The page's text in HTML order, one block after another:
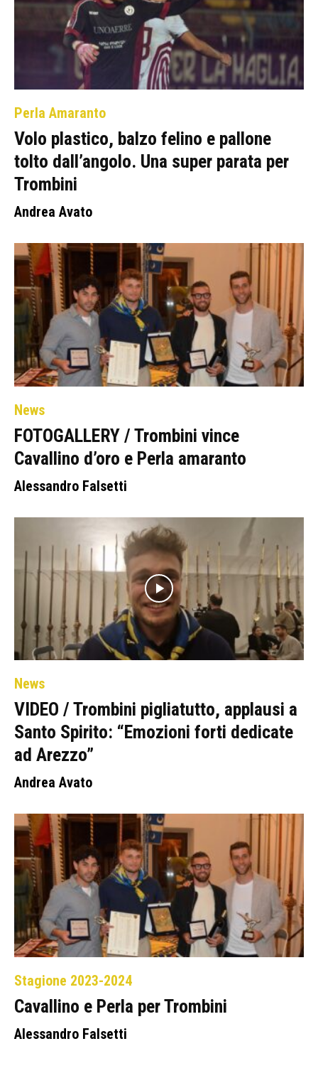
Perla Amaranto
Volo plastico, balzo felino e pallone
tolto dall’angolo. Una super parata per
Trombini
Andrea Avato
News
FOTOGALLERY / Trombini vince
Cavallino d’oro e Perla amaranto
Alessandro Falsetti
News
VIDEO / Trombini pigliatutto, applausi a
Santo Spirito: “Emozioni forti dedicate
ad Arezzo”
Andrea Avato
Stagione 2023-2024
Cavallino e Perla per Trombini
Alessandro Falsetti